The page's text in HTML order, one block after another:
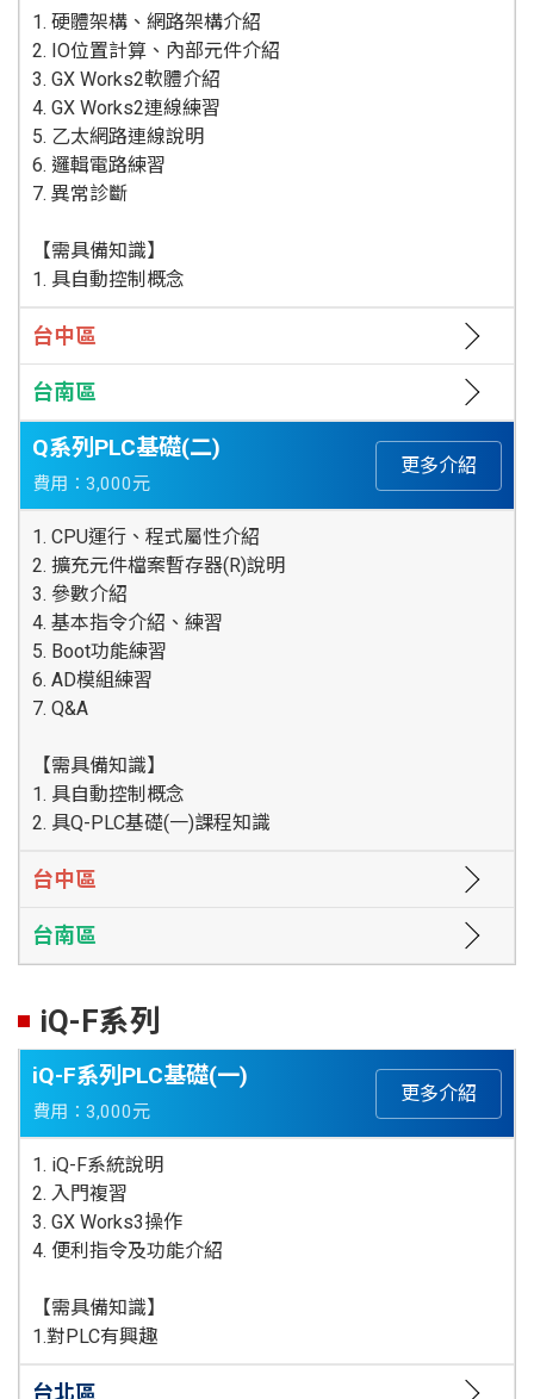
1. 硬體架構、網路架構介紹
2. IO位置計算、內部元件介紹
3. GX Works2軟體介紹
4. GX Works2連線練習
5. 乙太網路連線說明
6. 邏輯電路練習
7. 異常診斷
【需具備知識】
1. 具自動控制概念
台中區
台南區
Q系列PLC基礎(二)
費用：3,000元
更多介紹
1. CPU運行、程式屬性介紹
2. 擴充元件檔案暫存器(R)說明
3. 參數介紹
4. 基本指令介紹、練習
5. Boot功能練習
6. AD模組練習
7. Q&A
【需具備知識】
1. 具自動控制概念
2. 具Q-PLC基礎(一)課程知識
台中區
台南區
iQ-F系列
iQ-F系列PLC基礎(一)
費用：3,000元
更多介紹
1. iQ-F系統說明
2. 入門複習
3. GX Works3操作
4. 便利指令及功能介紹
【需具備知識】
1.對PLC有興趣
台北區